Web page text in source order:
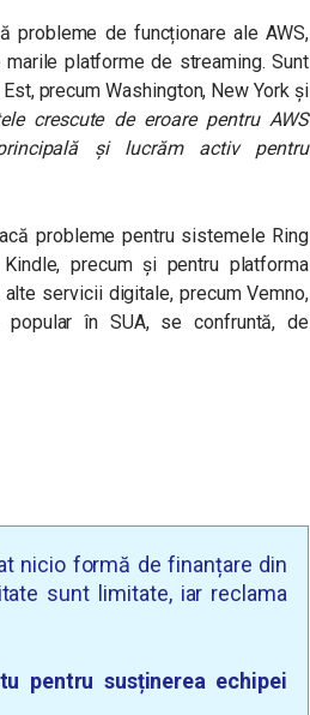
probleme de funcționare ale AWS,
platforme de streaming. Sunt
precum Washington, New York și
crescute de eroare pentru AWS
și lucrăm activ pentru
probleme pentru sistemele Ring
precum și pentru platforma
servicii digitale, precum Vemno,
popular în SUA, se confruntă, de
nicio formă de finanțare din
sunt limitate, iar reclama
pentru susținerea echipei